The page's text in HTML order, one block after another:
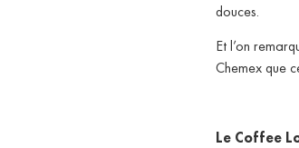
douces.
Et l’on
Chemex que
Le Coffee